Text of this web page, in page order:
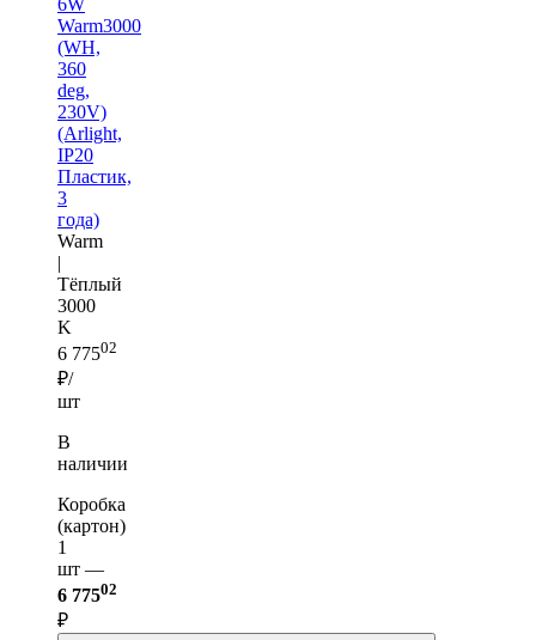
Warm3000
(WH,
360
deg,
230V)
(Arlight,
IP20
Пластик,
3
года)
Warm
|
Тёплый
3000
K
6 77502
₽/
шт
В
наличии
Коробка
(картон)
1
шт —
6 77502
₽